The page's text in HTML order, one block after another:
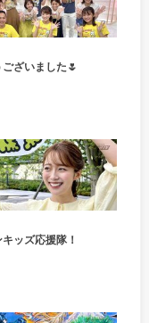
ざいました🌷
ッズ応援隊！